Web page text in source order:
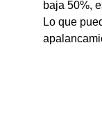
baja 50%,
Lo que